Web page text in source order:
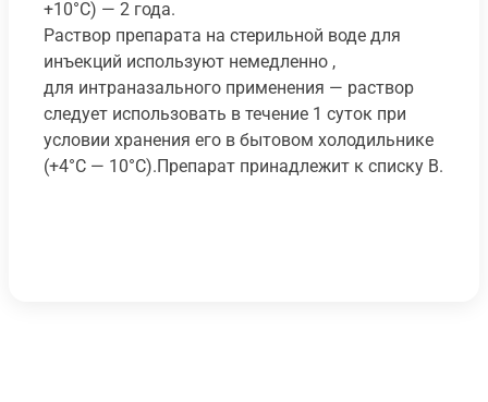
+10°С) — 2 года.
Раствор препарата на стерильной воде для
инъекций используют немедленно ,
для интраназального применения — раствор
следует использовать в течение 1 суток при
условии хранения его в бытовом холодильнике
(+4°С — 10°С).Препарат принадлежит к списку В.